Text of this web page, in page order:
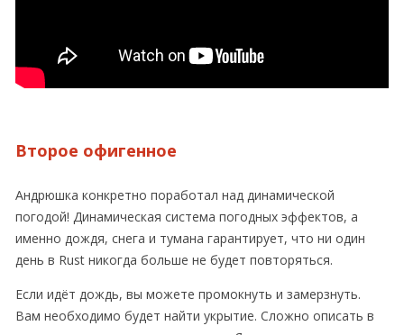
Второе офигенное
Андрюшка конкретно поработал над динамической
погодой! Динамическая система погодных эффектов, а
именно дождя, снега и тумана гарантирует, что ни один
день в Rust никогда больше не будет повторяться.
Если идёт дождь, вы можете промокнуть и замерзнуть.
Вам необходимо будет найти укрытие. Сложно описать в